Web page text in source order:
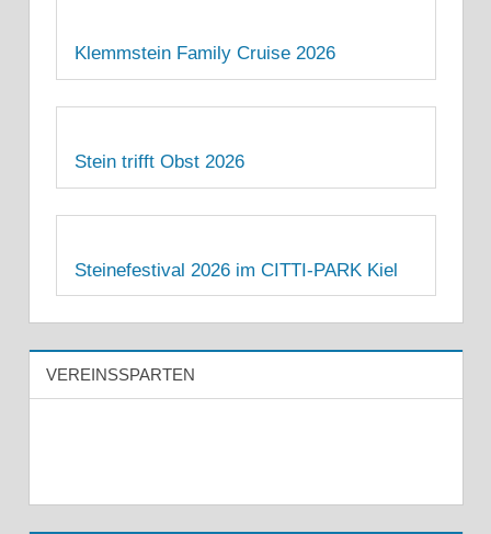
Klemmstein Family Cruise 2026
Stein trifft Obst 2026
Steinefestival 2026 im CITTI-PARK Kiel
VEREINSSPARTEN